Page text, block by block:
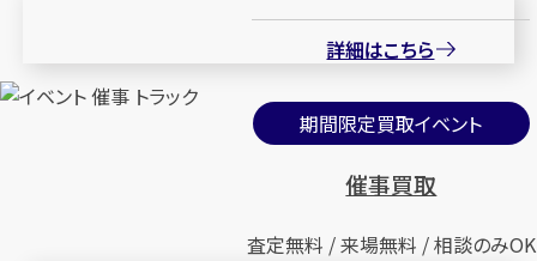
詳細はこちら
期間限定買取イベント
催事買取
査定無料 / 来場無料 / 相談のみOK